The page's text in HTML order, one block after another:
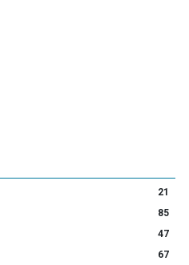
21
85
47
67